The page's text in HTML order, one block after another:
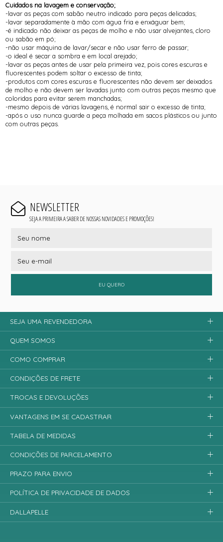
Cuidados na lavagem e conservação;
-lavar as peças com sabão neutro indicado para peças delicadas;
-lavar separadamente à mão com água fria e enxáguar bem;
-é indicado não deixar as peças de molho e não usar alvejantes, cloro
ou sabão em pó;
-não usar máquina de lavar/secar e não usar ferro de passar;
-o ideal é secar a sombra e em local arejado;
-lavar as peças antes de usar pela primeira vez, pois cores escuras e
fluorescentes podem soltar o excesso de tinta;
-produtos com cores escuras e fluorescentes não devem ser deixados
de molho e não devem ser lavadas junto com outras peças mesmo que
coloridas para evitar serem manchadas;
-mesmo depois de várias lavagens, é normal sair o excesso de tinta;
-após o uso nunca guarde a peça molhada em sacos plásticos ou junto
com outras peças.
NEWSLETTER
SEJA A PRIMEIRA A SABER DE NOSSAS NOVIDADES E PROMOÇÕES!
EU QUERO
SEJA UMA REVENDEDORA
QUEM SOMOS
COMO COMPRAR
CONDIÇÕES DE FRETE
TROCAS E DEVOLUÇÕES
VANTAGENS EM SE CADASTRAR
TABELA DE MEDIDAS
CONDIÇÕES DE PARCELAMENTO
PRAZO PARA ENVIO
POLÍTICA DE PRIVACIDADE DE DADOS
DALLAPELLE